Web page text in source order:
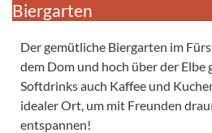
Biergarten
Der gemütliche Biergarten im
dem Dom und hoch über der Elbe
Softdrinks auch Kaffee und
idealer Ort, um mit Freunden
entspannen!